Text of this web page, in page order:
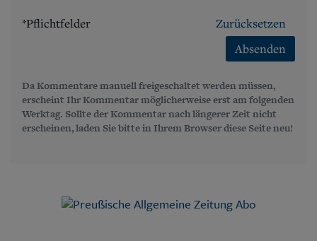
*Pflichtfelder
Zurücksetzen
Absenden
Da Kommentare manuell freigeschaltet werden müssen,
erscheint Ihr Kommentar möglicherweise erst am folgenden
Werktag. Sollte der Kommentar nach längerer Zeit nicht
erscheinen, laden Sie bitte in Ihrem Browser diese Seite neu!